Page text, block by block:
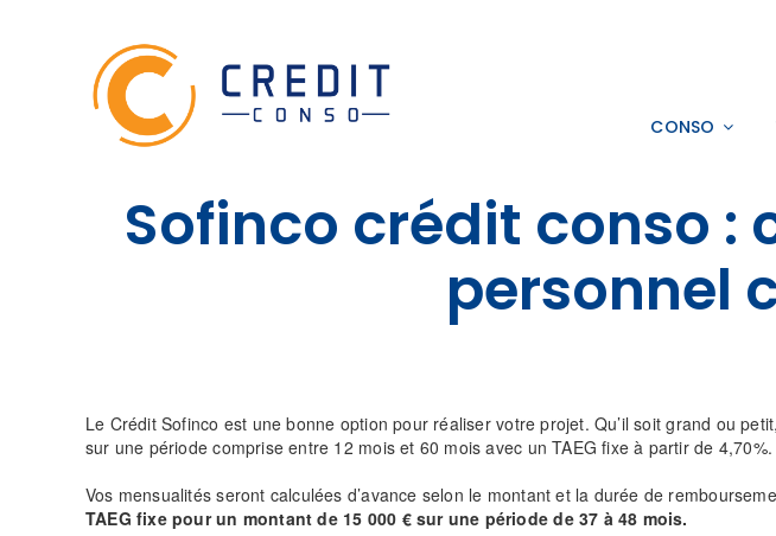
CONSO
Sofinco crédit conso
personnel
Le Crédit Sofinco est une bonne option pour réaliser votre projet. Qu’il soit grand ou
sur une période comprise entre 12 mois et 60 mois avec un TAEG fixe à partir de 4,70%.
Vos mensualités seront calculées d’avance selon le montant et la durée de
TAEG fixe pour un montant de 15 000 € sur une période de 37 à 48 mois.